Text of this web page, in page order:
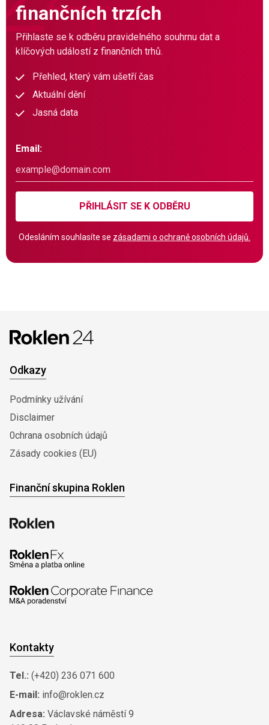
finančních trzích
Přihlaste se k odběru pravidelného souhrnu dat a
klíčových událostí z finančních trhů.
Přehled, který vám ušetří čas
Aktuální dění
Jasná data
Email:
PŘIHLÁSIT SE K ODBĚRU
Odesláním souhlasíte se zásadami o ochraně osobních údajů.
Odkazy
Podmínky užívání
Disclaimer
0chrana osobních údajů
Zásady cookies (EU)
Finanční skupina Roklen
Kontakty
Tel.: (+420) 236 071 600
E-mail: info@roklen.cz
Adresa: Václavské náměstí 9